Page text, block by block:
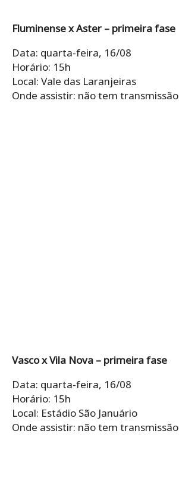
Fluminense x Aster – primeira fase
Data: quarta-feira, 16/08
Horário: 15h
Local: Vale das Laranjeiras
Onde assistir: não tem transmissão
Vasco x Vila Nova – primeira fase
Data: quarta-feira, 16/08
Horário: 15h
Local: Estádio São Januário
Onde assistir: não tem transmissão